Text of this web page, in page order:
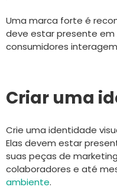
Uma marca forte é
deve estar presente
consumidores
Criar uma
Crie uma identidade
Elas devem estar
suas peças de
colaboradores e até
ambiente.